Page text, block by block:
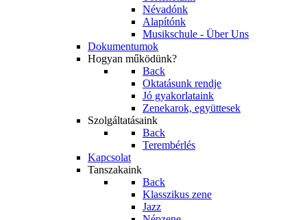
Névadónk
Alapítónk
Musikschule - Über Uns
Dokumentumok
Hogyan működünk?
Back
Oktatásunk rendje
Jó gyakorlataink
Zenekarok, együttesek
Szolgáltatásaink
Back
Terembérlés
Kapcsolat
Tanszakaink
Back
Klasszikus zene
Jazz